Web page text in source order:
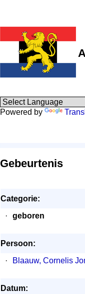
Powered by
Gebeurtenis
Categorie:
·
geboren
Persoon:
·
Blaauw, Cornelis
Datum: